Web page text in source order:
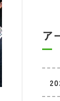
ア